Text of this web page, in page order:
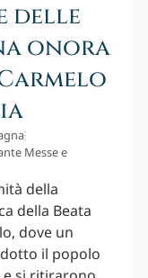
delle
onora
Messe e
della
della Beata
dove un
il popolo